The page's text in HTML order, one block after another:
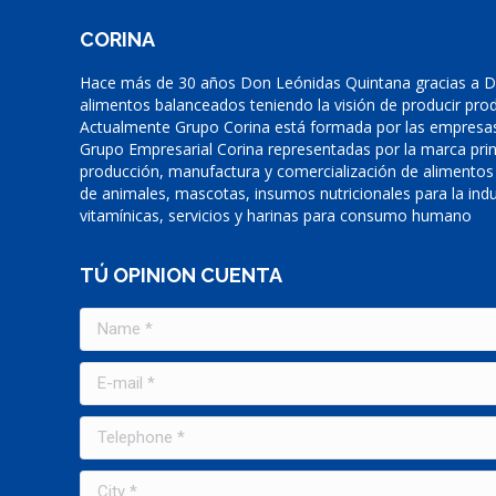
CORINA
Hace más de 30 años Don Leónidas Quintana gracias a
alimentos balanceados teniendo la visión de producir
Actualmente Grupo Corina está formada por las
Grupo Empresarial Corina representadas por la marca
producción, manufactura y comercialización de
de animales, mascotas, insumos nutricionales para la
vitamínicas, servicios y harinas para consumo humano
TÚ OPINION CUENTA
Name *
E-mail *
Telephone *
City *